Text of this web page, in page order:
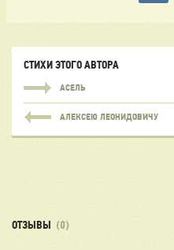
СТИХИ ЭТОГО АВТОРА
АСЕЛЬ
АЛЕКСЕЮ ЛЕОНИДОВИЧУ
ОТЗЫВЫ (0)